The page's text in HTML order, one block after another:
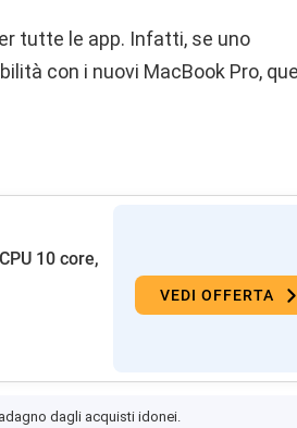
tutte le app. Infatti, se uno
con i nuovi MacBook Pro,
10 core,
VEDI OFFERTA
dagli acquisti idonei.